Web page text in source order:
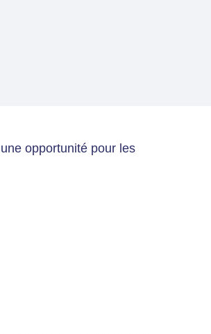
opportunité pour les